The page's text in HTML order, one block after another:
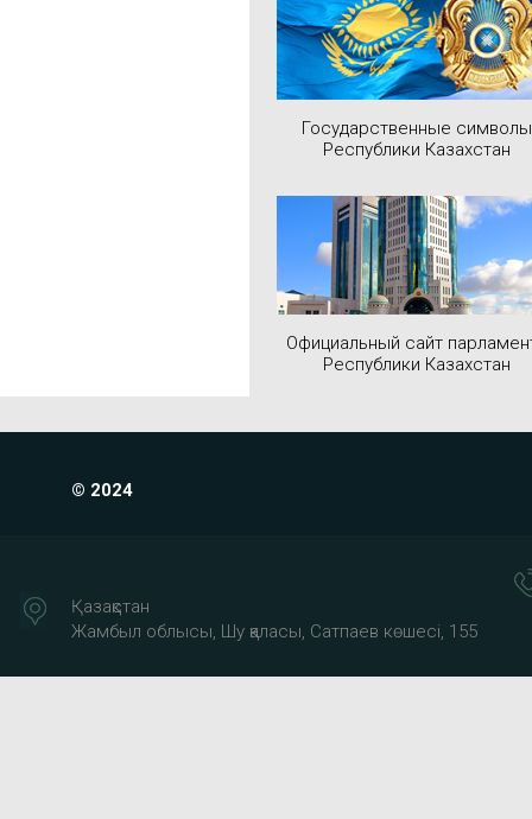
Государственные символы
Республики Казахстан
Официальный сайт
Республики Казахстан
© 2024
Қазақстан
Жамбыл облысы, Шу қаласы, Сатпаев көшесі, 155